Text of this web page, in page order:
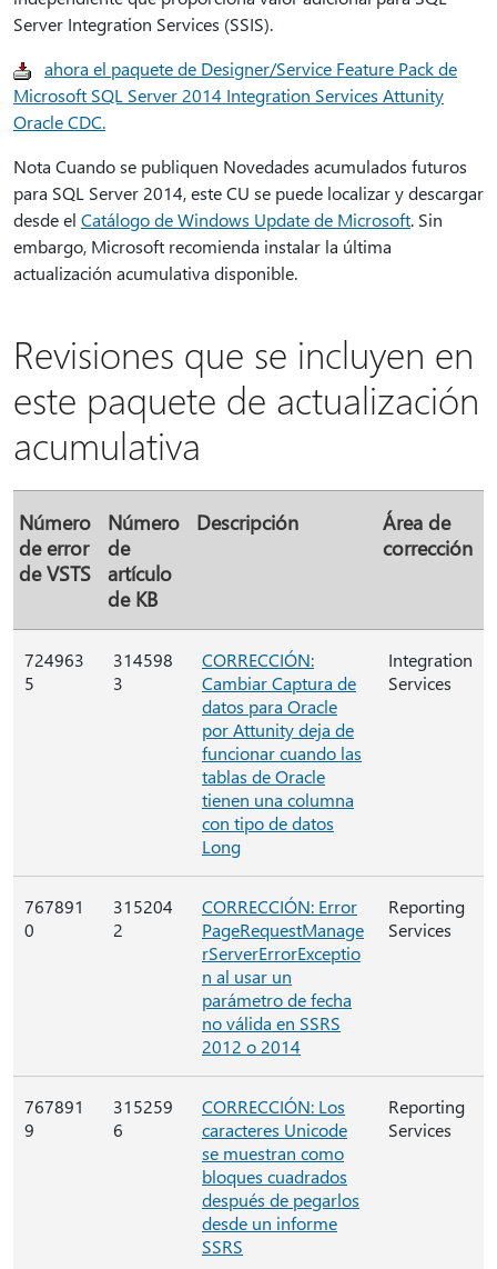
Server Integration Services (SSIS).
ahora el paquete de Designer/Service Feature Pack de
Microsoft SQL Server 2014 Integration Services Attunity
Oracle CDC.
Nota Cuando se publiquen Novedades acumulados futuros
para SQL Server 2014, este CU se puede localizar y descargar
desde el Catálogo de Windows Update de Microsoft. Sin
embargo, Microsoft recomienda instalar la última
actualización acumulativa disponible.
Revisiones que se incluyen en
este paquete de actualización
acumulativa
Número
de error
de VSTS
Número
de
artículo
de KB
Descripción
Área de
corrección
724963
5
314598
3
CORRECCIÓN:
Cambiar Captura de
datos para Oracle
por Attunity deja de
funcionar cuando las
tablas de Oracle
tienen una columna
con tipo de datos
Long
Integration
Services
767891
0
315204
2
CORRECCIÓN: Error
PageRequestManage
rServerErrorExceptio
n al usar un
parámetro de fecha
no válida en SSRS
2012 o 2014
Reporting
Services
767891
9
315259
6
CORRECCIÓN: Los
caracteres Unicode
se muestran como
bloques cuadrados
después de pegarlos
desde un informe
SSRS
Reporting
Services